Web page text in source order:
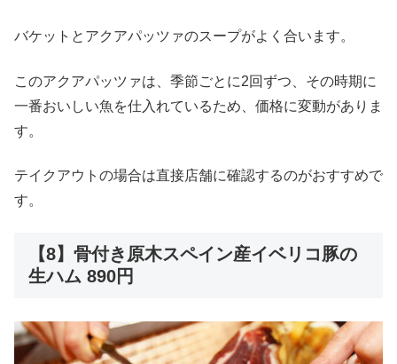
バケットとアクアパッツァのスープがよく合います。
このアクアパッツァは、季節ごとに2回ずつ、その時期に
一番おいしい魚を仕入れているため、価格に変動がありま
す。
テイクアウトの場合は直接店舗に確認するのがおすすめで
す。
【8】骨付き原木スペイン産イベリコ豚の
生ハム 890円